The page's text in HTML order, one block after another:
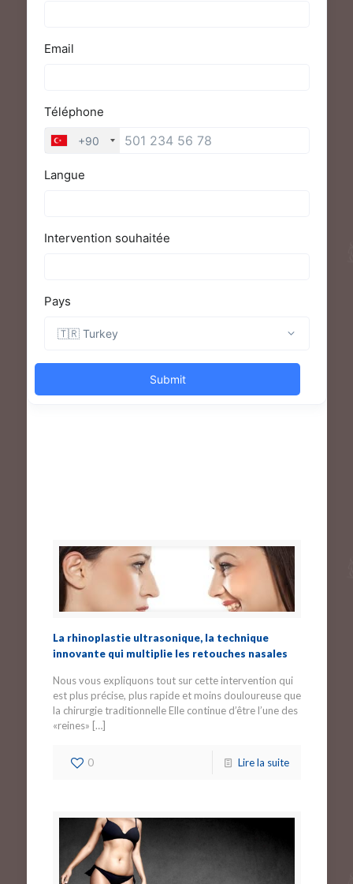
La rhinoplastie ultrasonique, la technique
innovante qui multiplie les retouches nasales
Nous vous expliquons tout sur cette intervention qui
est plus précise, plus rapide et moins douloureuse que
la chirurgie traditionnelle Elle continue d’être l’une des
«reines» […]
0 Lire la suite